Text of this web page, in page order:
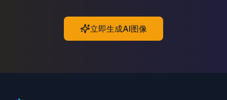
立即生成AI图像